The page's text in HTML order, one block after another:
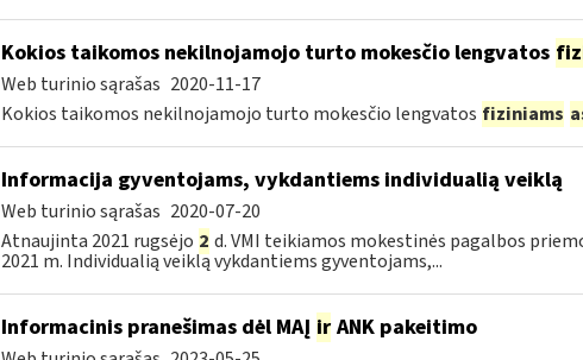
Kokios taikomos nekilnojamojo turto mokesčio lengvatos
Web turinio sąrašas 2020-11-17
Kokios taikomos nekilnojamojo turto mokesčio lengvatos fiziniams
Informacija gyventojams, vykdantiems individualią veiklą
Web turinio sąrašas 2020-07-20
Atnaujinta 2021 rugsėjo 2 d. VMI teikiamos mokestinės pagalbos
2021 m. Individualią veiklą vykdantiems gyventojams,...
Informacinis pranešimas dėl MAĮ irANK pakeitimo